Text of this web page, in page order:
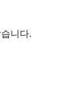
니다.